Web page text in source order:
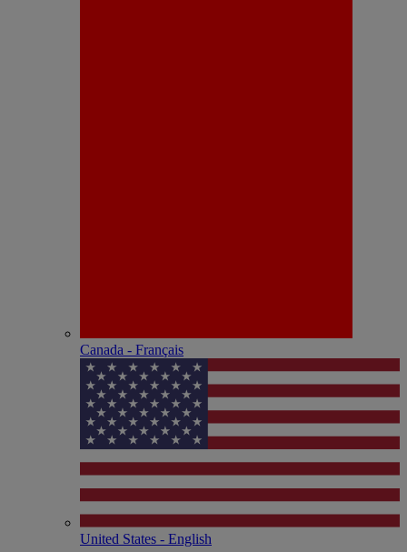
Canada - Français
United States - English